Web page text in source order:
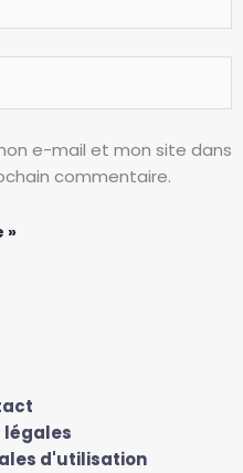
e-mail et mon site dans
commentaire.
légales
d'utilisation